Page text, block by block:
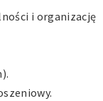
i organizację